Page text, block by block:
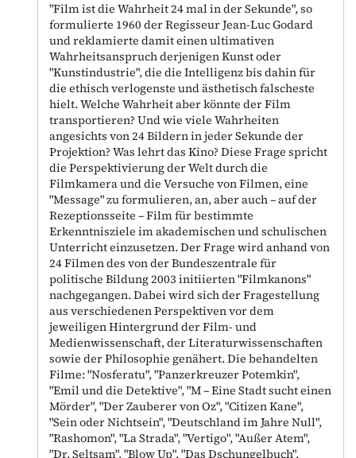
"Film ist die Wahrheit 24 mal in der Sekunde", so
formulierte 1960 der Regisseur Jean-Luc Godard
und reklamierte damit einen ultimativen
Wahrheitsanspruch derjenigen Kunst oder
"Kunstindustrie", die die Intelligenz bis dahin für
die ethisch verlogenste und ästhetisch falscheste
hielt. Welche Wahrheit aber könnte der Film
transportieren? Und wie viele Wahrheiten
angesichts von 24 Bildern in jeder Sekunde der
Projektion? Was lehrt das Kino? Diese Frage spricht
die Perspektivierung der Welt durch die
Filmkamera und die Versuche von Filmen, eine
"Message" zu formulieren, an, aber auch – auf der
Rezeptionsseite – Film für bestimmte
Erkenntnisziele im akademischen und schulischen
Unterricht einzusetzen. Der Frage wird anhand von
24 Filmen des von der Bundeszentrale für
politische Bildung 2003 initiierten "Filmkanons"
nachgegangen. Dabei wird sich der Fragestellung
aus verschiedenen Perspektiven vor dem
jeweiligen Hintergrund der Film- und
Medienwissenschaft, der Literaturwissenschaften
sowie der Philosophie genähert. Die behandelten
Filme: "Nosferatu", "Panzerkreuzer Potemkin",
"Emil und die Detektive", "M – Eine Stadt sucht einen
Mörder", "Der Zauberer von Oz", "Citizen Kane",
"Sein oder Nichtsein", "Deutschland im Jahre Null",
"Rashomon", "La Strada", "Vertigo", "Außer Atem",
"Dr. Seltsam", "Blow Up", "Das Dschungelbuch",